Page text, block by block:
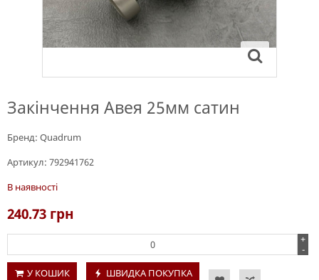
Закінчення Авея 25мм сатин
Бренд: Quadrum
Артикул: 792941762
В наявності
240.73 грн
+
-
У КОШИК
ШВИДКА ПОКУПКА